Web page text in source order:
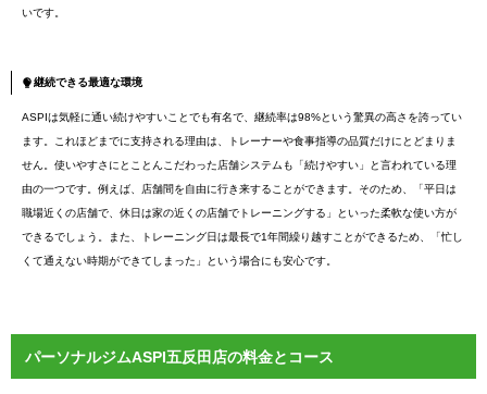
いです。
継続できる最適な環境
ASPIは気軽に通い続けやすいことでも有名で、継続率は98%という驚異の高さを誇ってい
ます。これほどまでに支持される理由は、トレーナーや食事指導の品質だけにとどまりま
せん。使いやすさにとことんこだわった店舗システムも「続けやすい」と言われている理
由の一つです。例えば、店舗間を自由に行き来することができます。そのため、「平日は
職場近くの店舗で、休日は家の近くの店舗でトレーニングする」といった柔軟な使い方が
できるでしょう。また、トレーニング日は最長で1年間繰り越すことができるため、「忙し
くて通えない時期ができてしまった」という場合にも安心です。
パーソナルジムASPI五反田店の料金とコース